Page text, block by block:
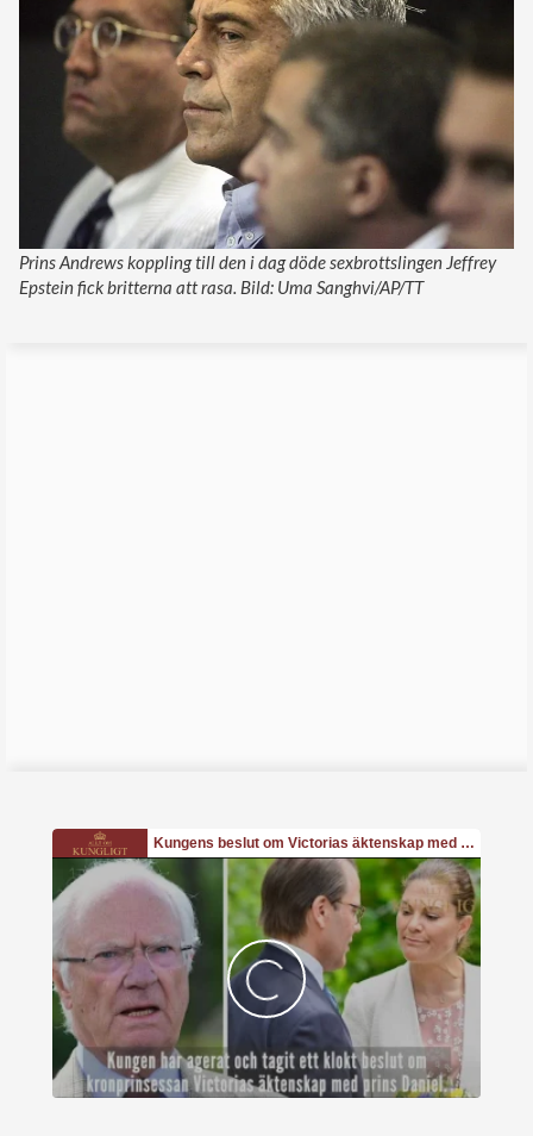
Prins Andrews koppling till den i dag döde sexbrottslingen Jeffrey
Epstein fick britterna att rasa. Bild: Uma Sanghvi/AP/TT